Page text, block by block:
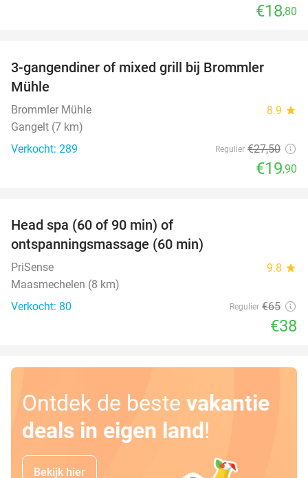
€18,80
3-gangendiner of mixed grill bij Brommler
Mühle
Brommler Mühle 8.9 star
Gangelt (7 km)
Verkocht: 289
Regulier €27,50
€19,90
Head spa (60 of 90 min) of
ontspanningsmassage (60 min)
PriSense 9.8 star
Maasmechelen (8 km)
Verkocht: 80
Regulier €65
€38
Ontdek de beste vakantie
deals in eigen land!
Bekijk hier